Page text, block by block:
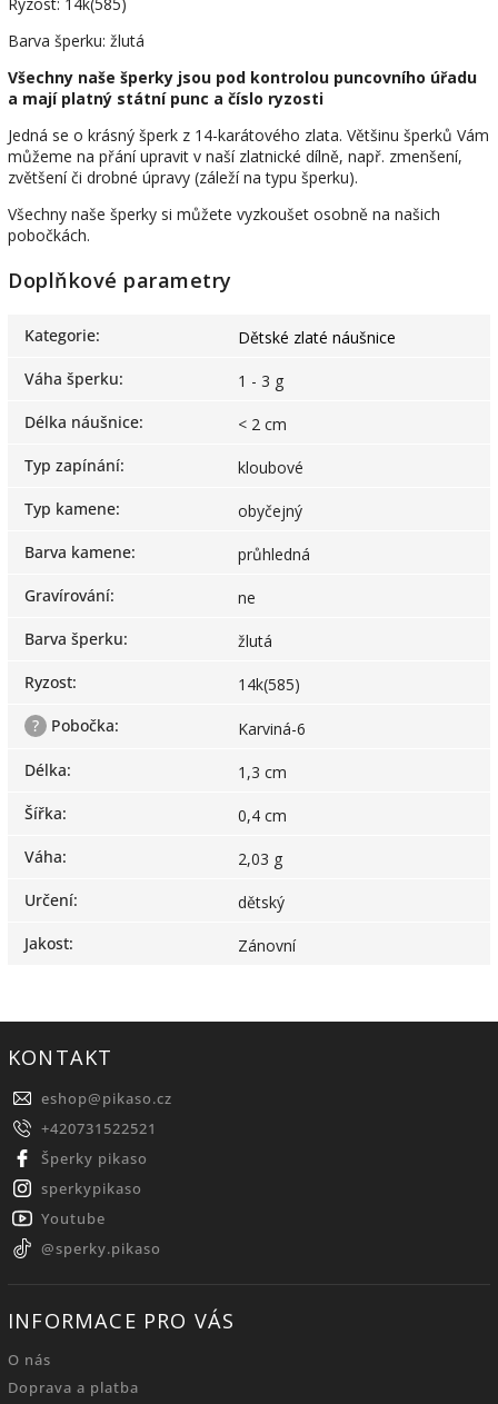
Ryzost: 14k(585)
Barva šperku: žlutá
Všechny naše šperky jsou pod kontrolou puncovního úřadu
a mají platný státní punc a číslo ryzosti
Jedná se o krásný šperk z 14-karátového zlata. Většinu šperků Vám
můžeme na přání upravit v naší zlatnické dílně, např. zmenšení,
zvětšení či drobné úpravy (záleží na typu šperku).
Všechny naše šperky si můžete vyzkoušet osobně na našich
pobočkách.
Doplňkové parametry
Kategorie:
Dětské zlaté náušnice
Váha šperku:
1 - 3 g
Délka náušnice:
< 2 cm
Typ zapínání:
kloubové
Typ kamene:
obyčejný
Barva kamene:
průhledná
Gravírování:
ne
Barva šperku:
žlutá
Ryzost:
14k(585)
?
Pobočka:
Karviná-6
Délka:
1,3 cm
Šířka:
0,4 cm
Váha:
2,03 g
Určení:
dětský
Jakost: Zánovní
KONTAKT
eshop@pikaso.cz
+420731522521
Šperky pikaso
sperkypikaso
Youtube
@sperky.pikaso
INFORMACE PRO VÁS
O nás
Doprava a platba